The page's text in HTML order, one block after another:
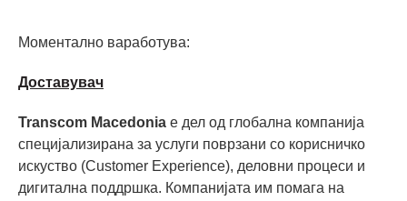
Моментално ваработува:
Доставувач
Transcom Macedonia е дел од глобална компанија
специјализирана за услуги поврзани со корисничко
искуство (Customer Experience), деловни процеси и
дигитална поддршка. Компанијата им помага на